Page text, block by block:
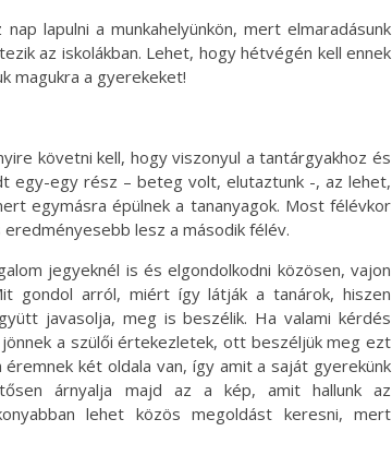
lapulni a munkahelyünkön, mert elmaradásunk
az iskolákban. Lehet, hogy hétvégén kell ennek
magukra a gyerekeket!
követni kell, hogy viszonyul a tantárgyakhoz és
egy-egy rész – beteg volt, elutaztunk -, az lehet,
egymásra épülnek a tananyagok. Most félévkor
lesz a második félév.
jegyeknél is és elgondolkodni közösen, vajon
gondol arról, miért így látják a tanárok, hiszen
javasolja, meg is beszélik. Ha valami kérdés
a szülői értekezletek, ott beszéljük meg ezt
két oldala van, így amit a saját gyerekünk
árnyalja majd az a kép, amit hallunk az
lehet közös megoldást keresni, mert